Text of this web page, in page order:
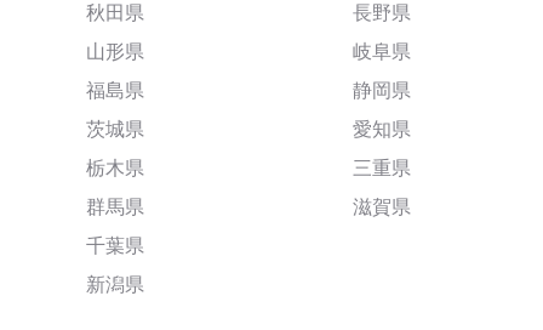
秋田県
山形県
福島県
茨城県
栃木県
群馬県
千葉県
新潟県
長野県
岐阜県
静岡県
愛知県
三重県
滋賀県